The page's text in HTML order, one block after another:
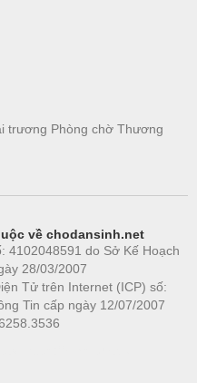
trương Phòng chờ Thương
về chodansinh.net
4102048591 do Sở Kế Hoạch
28/03/2007
Tử trên Internet (ICP) số:
Tin cấp ngày 12/07/2007